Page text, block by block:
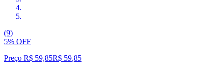
(9)
5% OFF
Preço R$ 59,85R$ 59,85